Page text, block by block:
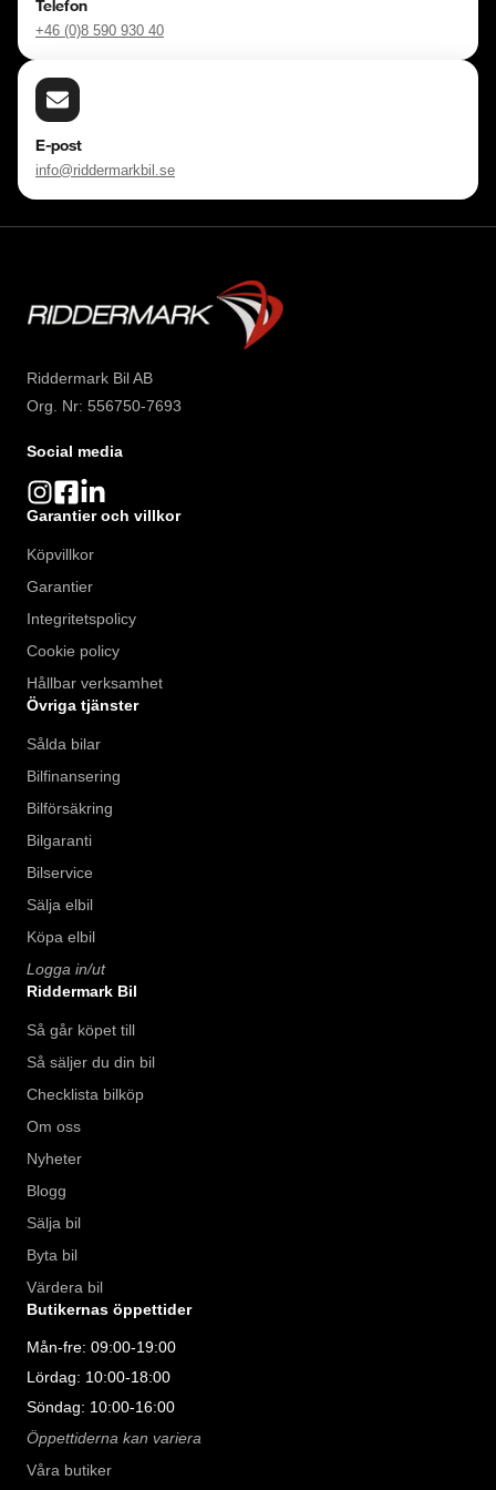
Telefon
+46 (0)8 590 930 40
E-post
info@riddermarkbil.se
Riddermark Bil AB
Org. Nr: 556750-7693
Social media
Garantier och villkor
Köpvillkor
Garantier
Integritetspolicy
Cookie policy
Hållbar verksamhet
Övriga tjänster
Sålda bilar
Bilfinansering
Bilförsäkring
Bilgaranti
Bilservice
Sälja elbil
Köpa elbil
Logga in/ut
Riddermark Bil
Så går köpet till
Så säljer du din bil
Checklista bilköp
Om oss
Nyheter
Blogg
Sälja bil
Byta bil
Värdera bil
Butikernas öppettider
Mån-fre: 09:00-19:00
Lördag: 10:00-18:00
Söndag: 10:00-16:00
Öppettiderna kan variera
Våra butiker